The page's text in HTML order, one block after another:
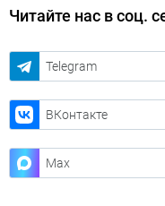
Читайте нас в соц.
Telegram
ВКонтакте
Max